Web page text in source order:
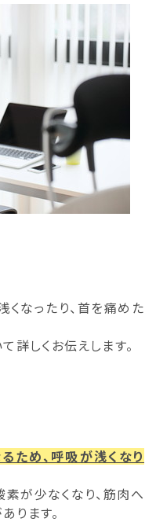
なったり、首を痛めた
詳しくお伝えします。
ため、呼吸が浅くなり
が少なくなり、筋肉へ
ります。